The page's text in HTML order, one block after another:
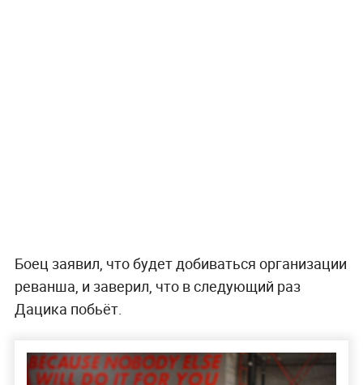
Боец заявил, что будет добиваться организации
реванша, и заверил, что в следующий раз
Дацика побьёт.